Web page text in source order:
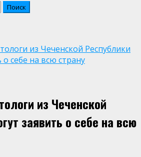
из Чеченской Республики
о себе на всю страну
из Чеченской
заявить о себе на всю